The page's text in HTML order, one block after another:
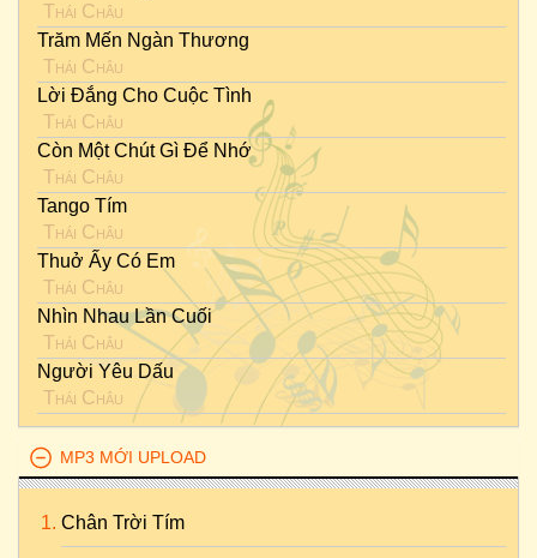
Thái Châu
Trăm Mến Ngàn Thương
Thái Châu
Lời Đắng Cho Cuộc Tình
Thái Châu
Còn Một Chút Gì Để Nhớ
Thái Châu
Tango Tím
Thái Châu
Thuở Ấy Có Em
Thái Châu
Nhìn Nhau Lần Cuối
Thái Châu
Người Yêu Dấu
Thái Châu
MP3 MỚI UPLOAD
Chân Trời Tím